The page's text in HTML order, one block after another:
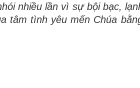
nhiều lần vì sự bội bạc,
tâm tình yêu mến Chúa